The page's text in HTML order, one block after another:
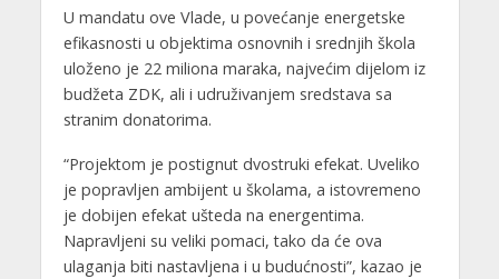
U mandatu ove Vlade, u povećanje energetske
efikasnosti u objektima osnovnih i srednjih škola
uloženo je 22 miliona maraka, najvećim dijelom iz
budžeta ZDK, ali i udruživanjem sredstava sa
stranim donatorima.
“Projektom je postignut dvostruki efekat. Uveliko
je popravljen ambijent u školama, a istovremeno
je dobijen efekat ušteda na energentima.
Napravljeni su veliki pomaci, tako da će ova
ulaganja biti nastavljena i u budućnosti”, kazao je